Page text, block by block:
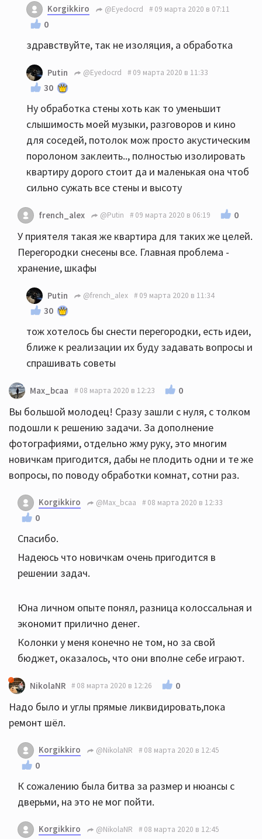
Korgikkiro @Eyedocrd 09 марта 2020 в 07:11
0
здравствуйте, так не изоляция, а обработка
Putin @Eyedocrd 09 марта 2020 в 11:33
30
Ну обработка стены хоть как то уменьшит
слышимость моей музыки, разговоров и кино
для соседей, потолок мож просто акустическим
поролоном заклеить.., полностью изолировать
квартиру дорого стоит да и маленькая она чтоб
сильно сужать все стены и высоту
french_alex @Putin 09 марта 2020 в 06:19 0
У приятеля такая же квартира для таких же целей.
Перегородки снесены все. Главная проблема -
хранение, шкафы
Putin @french_alex 09 марта 2020 в 11:34
30
тож хотелось бы снести перегородки, есть идеи,
ближе к реализации их буду задавать вопросы и
спрашивать советы
Max_bcaa 08 марта 2020 в 12:23 0
Вы большой молодец! Сразу зашли с нуля, с толком
подошли к решению задачи. За дополнение
фотографиями, отдельно жму руку, это многим
новичкам пригодится, дабы не плодить одни и те же
вопросы, по поводу обработки комнат, сотни раз.
Korgikkiro @Max_bcaa 08 марта 2020 в 12:33
0
Спасибо.
Надеюсь что новичкам очень пригодится в
решении задач.
Юна личном опыте понял, разница колоссальная и
экономит прилично денег.
Колонки у меня конечно не том, но за свой
бюджет, оказалось, что они вполне себе играют.
NikolaNR 08 марта 2020 в 12:26 0
Надо было и углы прямые ликвидировать,пока
ремонт шёл.
Korgikkiro @NikolaNR 08 марта 2020 в 12:45
0
К сожалению была битва за размер и нюансы с
дверьми, на это не мог пойти.
Korgikkiro @NikolaNR 08 марта 2020 в 12:45